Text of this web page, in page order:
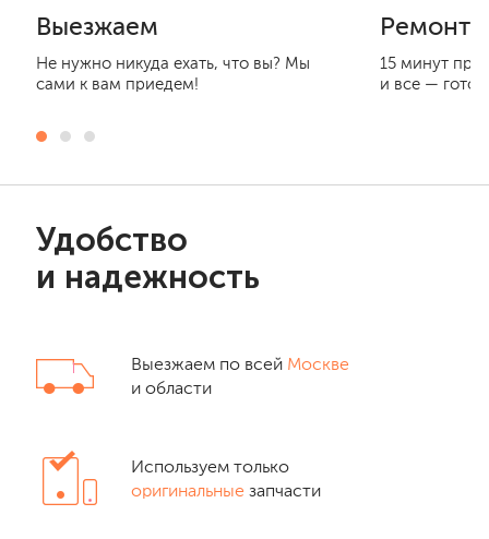
Выезжаем
Не нужно никуда ехать, что вы? Мы
сами к вам приедем!
15 минут
и все —
Удобство
и надежность
Выезжаем по всей Москве
и области
Используем только
оригинальные запчасти